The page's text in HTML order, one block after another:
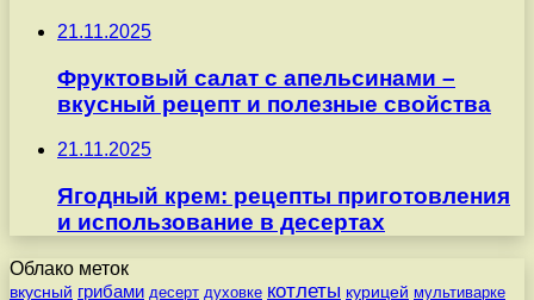
21.11.2025
Фруктовый салат с апельсинами –
вкусный рецепт и полезные свойства
21.11.2025
Ягодный крем: рецепты приготовления
и использование в десертах
Облако меток
вкусный грибами десерт духовке котлеты курицей мультиварке